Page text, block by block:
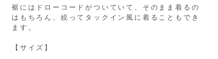
裾にはドローコードがついていて、そのまま着るの
はもちろん、絞ってタックイン風に着ることもでき
ます。
【サイズ】